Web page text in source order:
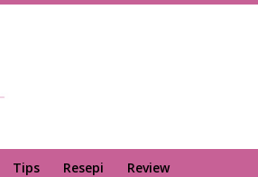
Tips Resepi Review